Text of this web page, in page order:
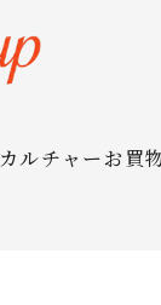
カルチャーお買